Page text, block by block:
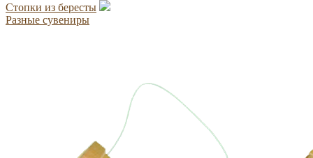
Стопки из бересты
Разные сувениры